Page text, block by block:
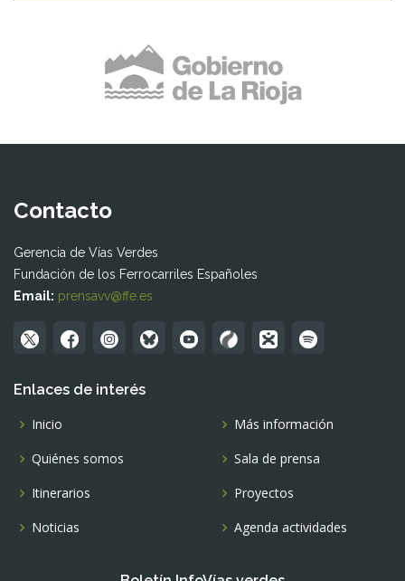
Contacto
Gerencia de Vías Verdes
Fundación de los Ferrocarriles Españoles
Email: prensavv@ffe.es
Enlaces de interés
Inicio
Quiénes somos
Itinerarios
Noticias
Más información
Sala de prensa
Proyectos
Agenda actividades